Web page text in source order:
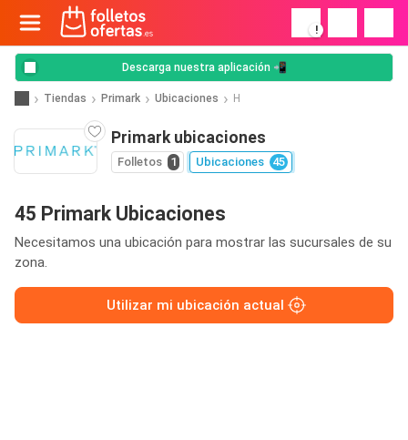
!
Descarga nuestra aplicación 📲
Tiendas Primark Ubicaciones H
Primark ubicaciones
Folletos 1 Ubicaciones 45
45 Primark Ubicaciones
Necesitamos una ubicación para mostrar las sucursales de su
zona.
Utilizar mi ubicación actual